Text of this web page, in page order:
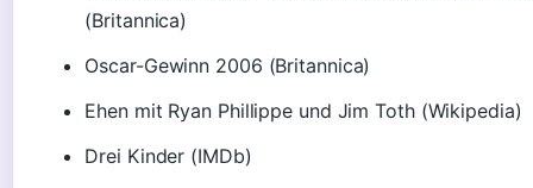
(Britannica)
Oscar-Gewinn 2006 (Britannica)
Ehen mit Ryan Phillippe und Jim Toth (Wikipedia)
Drei Kinder (IMDb)